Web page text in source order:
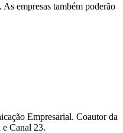
empresas também poderão
Empresarial. Coautor da
Canal 23.